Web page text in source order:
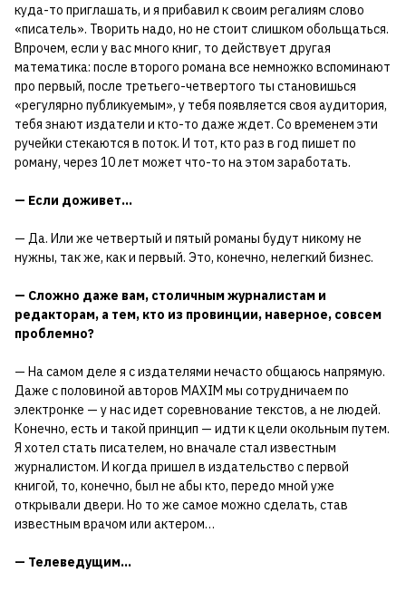
куда-то приглашать, и я прибавил к своим регалиям слово
«писатель». Творить надо, но не стоит слишком обольщаться.
Впрочем, если у вас много книг, то действует другая
математика: после второго романа все немножко вспоминают
про первый, после третьего-четвертого ты становишься
«регулярно публикуемым», у тебя появляется своя аудитория,
тебя знают издатели и кто-то даже ждет. Со временем эти
ручейки стекаются в поток. И тот, кто раз в год пишет по
роману, через 10 лет может что-то на этом заработать.
— Если доживет…
— Да. Или же четвертый и пятый романы будут никому не
нужны, так же, как и первый. Это, конечно, нелегкий бизнес.
— Сложно даже вам, столичным журналистам и
редакторам, а тем, кто из провинции, наверное, совсем
проблемно?
— На самом деле я с издателями нечасто общаюсь напрямую.
Даже с половиной авторов MAXIM мы сотрудничаем по
электронке — у нас идет соревнование текстов, а не людей.
Конечно, есть и такой принцип — идти к цели окольным путем.
Я хотел стать писателем, но вначале стал известным
журналистом. И когда пришел в издательство с первой
книгой, то, конечно, был не абы кто, передо мной уже
открывали двери. Но то же самое можно сделать, став
известным врачом или актером…
— Телеведущим…